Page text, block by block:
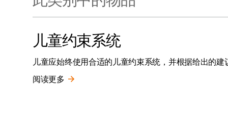
儿童约束系统
儿童应始终使用合适的儿童约束系统，并根据给出的建
阅读更多